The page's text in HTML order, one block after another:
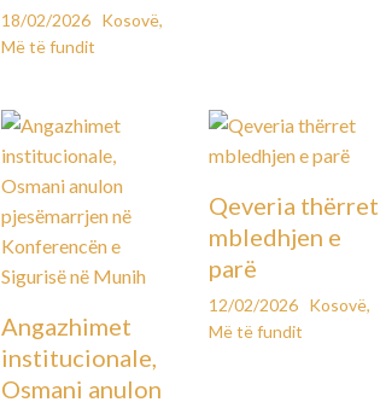
18/02/2026 Kosovë,
Më të fundit
Angazhimet
institucionale,
Osmani anulon
Qeveria thërret
mbledhjen e
parë
12/02/2026 Kosovë,
Më të fundit